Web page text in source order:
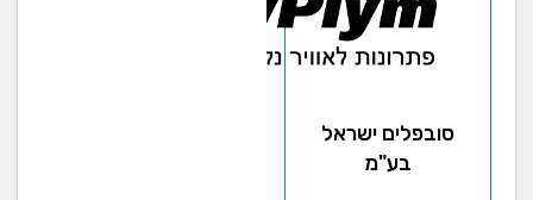
סובפלים ישראל
בע"מ